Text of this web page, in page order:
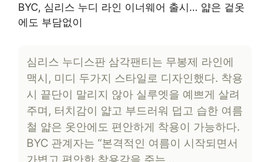
BYC, 심리스 누디 라인 이너웨어 출시… 얇은 겉옷
에도 부담없이
심리스 누디스판 삼각팬티는 무봉제 라인에
맥시, 미디 두가지 스타일로 디자인했다. 착용
시 끝단이 말리지 않아 실루엣을 예쁘게 살려
주며, 터치감이 얇고 부드러워 덥고 습한 여름
철 얇은 옷안에도 편안하게 착용이 가능하다.
BYC 관계자는 “본격적인 여름이 시작되면서
가볍고 편안한 착용감을 주는…